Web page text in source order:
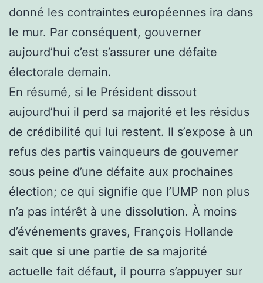
donné les contraintes européennes ira dans
le mur. Par conséquent, gouverner
aujourd’hui c’est s’assurer une défaite
électorale demain.
En résumé, si le Président dissout
aujourd’hui il perd sa majorité et les résidus
de crédibilité qui lui restent. Il s’expose à un
refus des partis vainqueurs de gouverner
sous peine d’une défaite aux prochaines
élection; ce qui signifie que l’UMP non plus
n’a pas intérêt à une dissolution. À moins
d’événements graves, François Hollande
sait que si une partie de sa majorité
actuelle fait défaut, il pourra s’appuyer sur